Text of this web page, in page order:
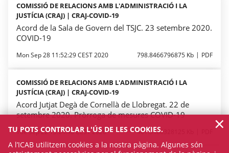
COMISSIÓ DE RELACIONS AMB L'ADMINISTRACIÓ I LA
JUSTÍCIA (CRAJ) | CRAJ-COVID-19
Acord de la Sala de Govern del TSJC. 23 setembre 2020.
COVID-19
Mon Sep 28 11:52:29 CEST 2020 798.8466796875 Kb PDF
COMISSIÓ DE RELACIONS AMB L'ADMINISTRACIÓ I LA
JUSTÍCIA (CRAJ) | CRAJ-COVID-19
Acord Jutjat Degà de Cornellà de Llobregat. 22 de
setembre 2020. Pròrroga de mesures COVID-19
Tue Sep 22 15:04:48 CEST 2020 461.3486328125 Kb
TU POTS CONTROLAR L'ÚS DE LES COOKIES.
A l’ICAB utilitzem cookies a la nostra pàgina. Algunes són
×